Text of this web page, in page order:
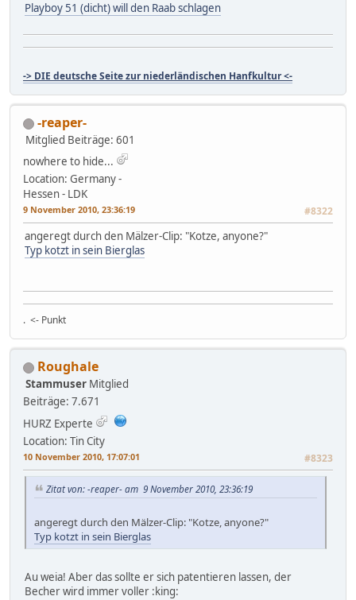
Playboy 51 (dicht) will den Raab schlagen
-> DIE deutsche Seite zur niederländischen Hanfkultur <-
-reaper-
Mitglied Beiträge: 601
nowhere to hide...
Location: Germany -
Hessen - LDK
9 November 2010, 23:36:19 #8322
angeregt durch den Mälzer-Clip: "Kotze, anyone?"
Typ kotzt in sein Bierglas
. <- Punkt
Roughale
Stammuser Mitglied
Beiträge: 7.671
HURZ Experte
Location: Tin City
10 November 2010, 17:07:01 #8323
Zitat von: -reaper- am 9 November 2010, 23:36:19
angeregt durch den Mälzer-Clip: "Kotze, anyone?"
Typ kotzt in sein Bierglas
Au weia! Aber das sollte er sich patentieren lassen, der
Becher wird immer voller :king: